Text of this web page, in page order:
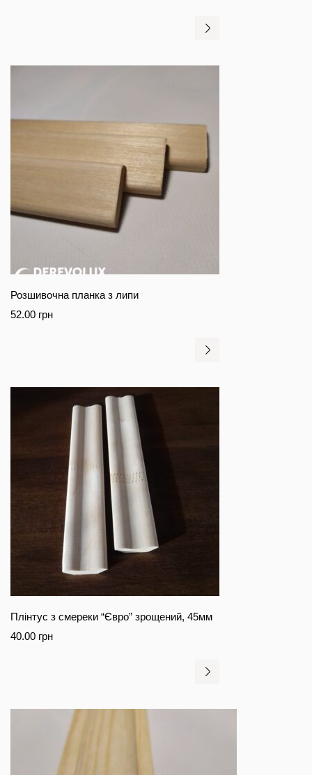
Розшивочна планка з липи
52.00 грн
Плінтус з смереки “Євро” зрощений, 45мм
40.00 грн